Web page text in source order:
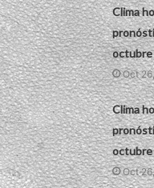
Clima
octubre
Oct
Clima
octubre
Oct